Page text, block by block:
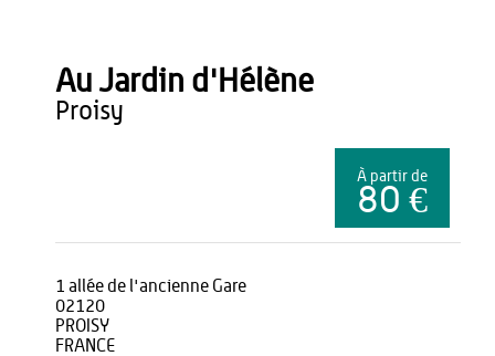
Office de Tourisme du Pays de Thiérache
Au Jardin d'Hélène
proisy
À partir de
80 €
1 allée de l'ancienne Gare
02120
PROISY
FRANCE